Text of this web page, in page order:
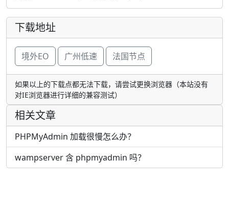
下载地址
境外EO 广州低速 法国节点
如果以上的下载点都无法下载，请尝试更换浏览器（本站没有
对IE浏览器进行详细的兼容测试）
相关文章
PHPMyAdmin 加载很慢怎么办？
wampserver 含 phpmyadmin 吗？